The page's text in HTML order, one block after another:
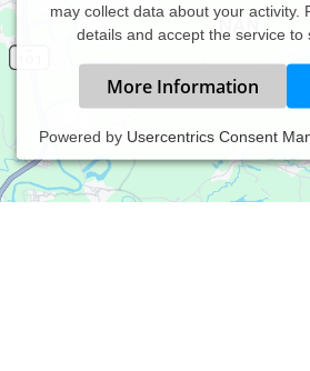
may collect data about your activity.
details and accept the service to
More Information
Powered by Usercentrics Consent